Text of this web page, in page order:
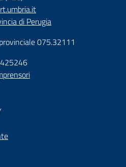
di Perugia
075.32111